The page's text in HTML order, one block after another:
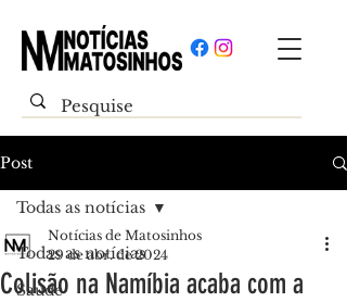
Post
Todas as notícias
Saúde
Todas as notícias
Colisão na Namíbia acaba com a
Notícias de Matosinhos
29 de abr. de 2024